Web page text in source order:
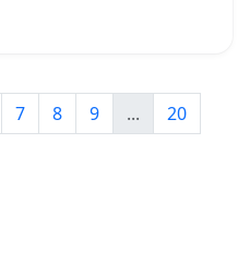
7 8 9 ...
20